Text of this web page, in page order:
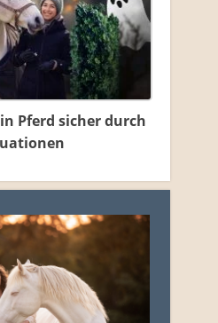
Pferd sicher durch